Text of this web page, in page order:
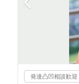
発達凸凹相談歓迎